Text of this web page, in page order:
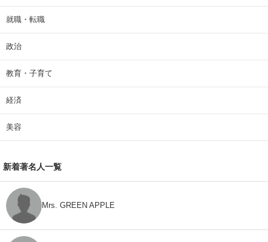
就職・転職
政治
教育・子育て
経済
美容
新着著名人一覧
Mrs. GREEN APPLE